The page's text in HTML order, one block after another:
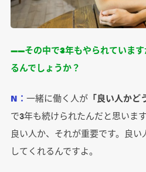
――その中で3年もやられていま
るんでしょうか？
N： 一緒に働く人が「良い人かど
で3年も続けられたんだと思いま
良い人か、それが重要です。良
してくれるんですよ。